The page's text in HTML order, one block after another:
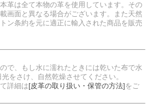
革は全て本物の革を使用しています。その
画面と異なる場合がございます。また天然
ン条約を元に適正に輸入された商品を販売
で、もし水に濡れたときには乾いた布で水
をさけ、自然乾燥させてください。
詳細は[皮革の取り扱い・保管の方法]をご